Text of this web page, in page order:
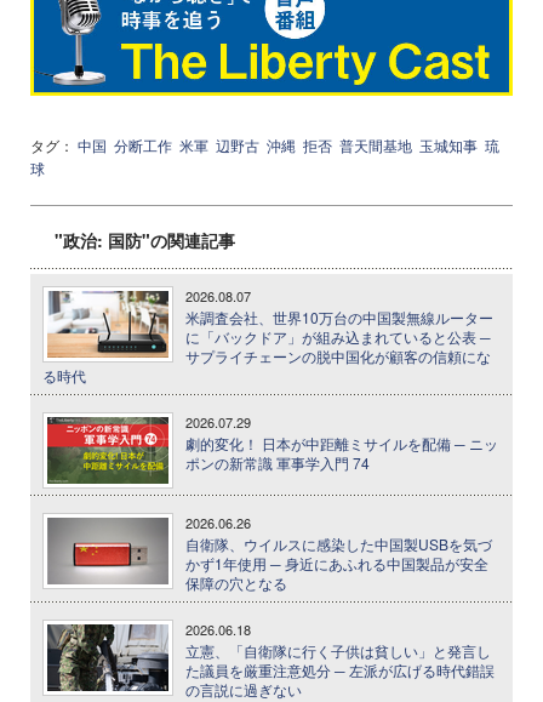
タグ： 中国 分断工作 米軍 辺野古 沖縄 拒否 普天間基地 玉城知事 琉
球
"政治: 国防"の関連記事
2026.08.07
米調査会社、世界10万台の中国製無線ルーター
に「バックドア」が組み込まれていると公表 ─
サプライチェーンの脱中国化が顧客の信頼にな
る時代
2026.07.29
劇的変化！ 日本が中距離ミサイルを配備 ─ ニッ
ポンの新常識 軍事学入門 74
2026.06.26
自衛隊、ウイルスに感染した中国製USBを気づ
かず1年使用 ─ 身近にあふれる中国製品が安全
保障の穴となる
2026.06.18
立憲、「自衛隊に行く子供は貧しい」と発言し
た議員を厳重注意処分 ─ 左派が広げる時代錯誤
の言説に過ぎない